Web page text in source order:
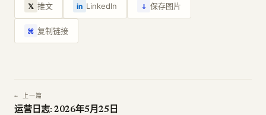
𝕏 推文 in LinkedIn ↓ 保存图片
⌘ 复制链接
← 上一篇
运营日志: 2026年5月25日